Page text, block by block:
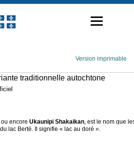
Version imprimable
traditionnelle autochtone
ou encore Ukaunipi Shakaikan, est le nom que
lac Berté. Il signifie « lac au doré ».